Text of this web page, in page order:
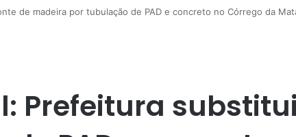
de madeira por tubulação de PAD e concreto no Córrego da
Prefeitura